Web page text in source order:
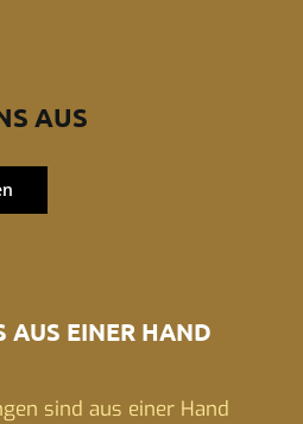
AUS
AUS EINER HAND
sind aus einer Hand